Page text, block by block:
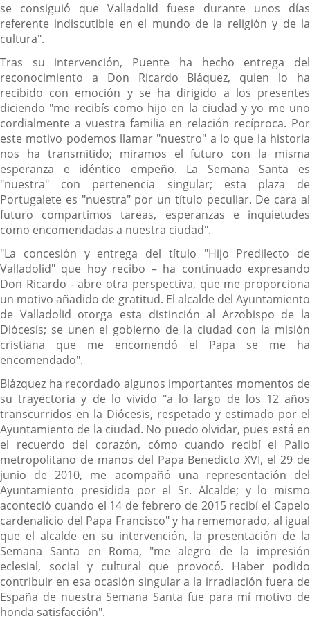
se consiguió que Valladolid fuese durante unos días
referente indiscutible en el mundo de la religión y de la
cultura".
Tras su intervención, Puente ha hecho entrega del
reconocimiento a Don Ricardo Bláquez, quien lo ha
recibido con emoción y se ha dirigido a los presentes
diciendo "me recibís como hijo en la ciudad y yo me uno
cordialmente a vuestra familia en relación recíproca. Por
este motivo podemos llamar "nuestro" a lo que la historia
nos ha transmitido; miramos el futuro con la misma
esperanza e idéntico empeño. La Semana Santa es
"nuestra" con pertenencia singular; esta plaza de
Portugalete es "nuestra" por un título peculiar. De cara al
futuro compartimos tareas, esperanzas e inquietudes
como encomendadas a nuestra ciudad".
"La concesión y entrega del título "Hijo Predilecto de
Valladolid" que hoy recibo – ha continuado expresando
Don Ricardo - abre otra perspectiva, que me proporciona
un motivo añadido de gratitud. El alcalde del Ayuntamiento
de Valladolid otorga esta distinción al Arzobispo de la
Diócesis; se unen el gobierno de la ciudad con la misión
cristiana que me encomendó el Papa se me ha
encomendado".
Blázquez ha recordado algunos importantes momentos de
su trayectoria y de lo vivido "a lo largo de los 12 años
transcurridos en la Diócesis, respetado y estimado por el
Ayuntamiento de la ciudad. No puedo olvidar, pues está en
el recuerdo del corazón, cómo cuando recibí el Palio
metropolitano de manos del Papa Benedicto XVI, el 29 de
junio de 2010, me acompañó una representación del
Ayuntamiento presidida por el Sr. Alcalde; y lo mismo
aconteció cuando el 14 de febrero de 2015 recibí el Capelo
cardenalicio del Papa Francisco" y ha rememorado, al igual
que el alcalde en su intervención, la presentación de la
Semana Santa en Roma, "me alegro de la impresión
eclesial, social y cultural que provocó. Haber podido
contribuir en esa ocasión singular a la irradiación fuera de
España de nuestra Semana Santa fue para mí motivo de
honda satisfacción".